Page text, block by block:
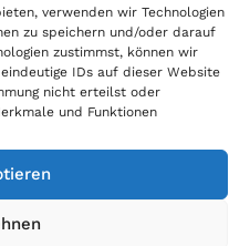
verwenden wir Technologien
zu speichern und/oder darauf
zustimmst, können wir
IDs auf dieser Website
nicht erteilst oder
und Funktionen